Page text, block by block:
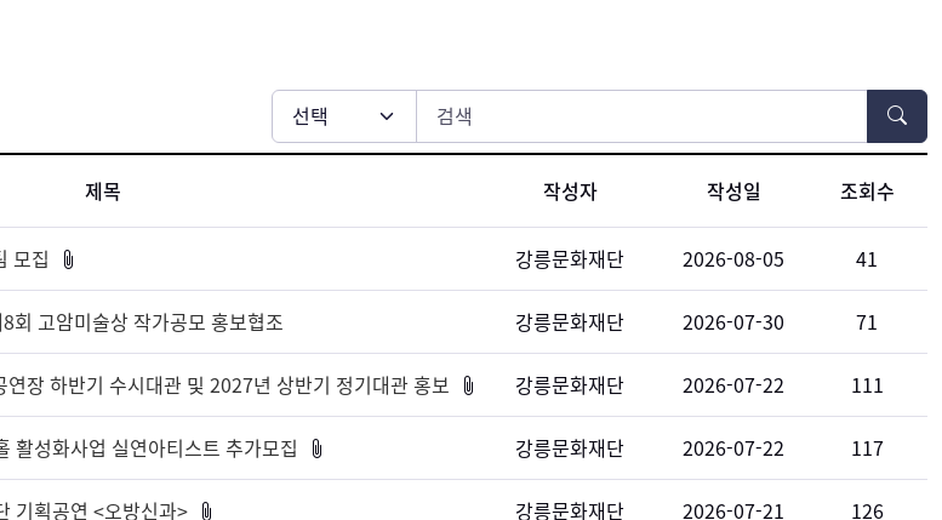
박준용청년예술문화상
제목 작성자 작성일 조회수
모집 강릉문화재단 2026-08-05 41
회 고암미술상 작가공모 홍보협조 강릉문화재단 2026-07-30 71
장 하반기 수시대관 및 2027년 상반기 정기대관 홍보 강릉문화재단 2026-07-22 111
활성화사업 실연아티스트 추가모집 강릉문화재단 2026-07-22 117
기획공연 <오방신과> 강릉문화재단 2026-07-21 126